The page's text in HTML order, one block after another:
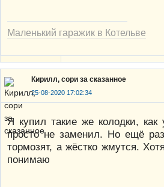
Маленький гаражик в Котельве
Кирилл, сори за сказанное
25-08-2020 17:02:34
Я купил такие же колодки,
просто не заменил. Но ещё
тормозят, а жёстко жмутся.
понимаю